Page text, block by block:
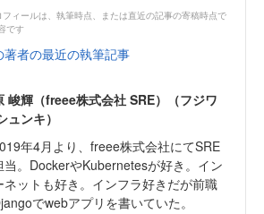
フィールは、執筆時点、または直近の記事の寄稿時点で
です
著者の最近の執筆記事
峻輝（freee株式会社 SRE）（フジワ
ュンキ）
年4月より、freee株式会社にてSRE
当。DockerやKubernetesが好き。イン
ネットも好き。インフラ好きだが前職
でwebアプリを書いていた。